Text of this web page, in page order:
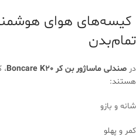
کیسه‌های هوای
تمام‌بدن
در صندلی ماساژور بن کر Boncare K20
،
هستند:
شانه و بازو
کمر و پهلو